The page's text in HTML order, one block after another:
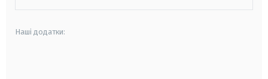
Наші додатки: